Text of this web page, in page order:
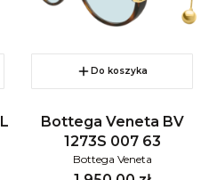
Do koszyka
Bottega Veneta BV
1273S 007 63
Bottega Veneta